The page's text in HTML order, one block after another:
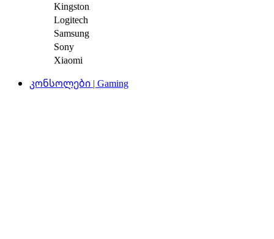
Kingston
Logitech
Samsung
Sony
Xiaomi
კონსოლები | Gaming